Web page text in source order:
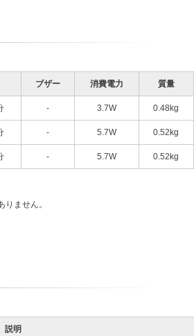
ブザー 消費電力 質量
- 3.7W 0.48kg
- 5.7W 0.52kg
- 5.7W 0.52kg
ません。
説明